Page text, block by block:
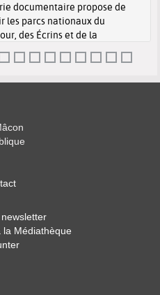
documentaire propose de
les parcs nationaux du
des Écrins et de la
d’une manière originale,
des personnages des
la Médiathèque